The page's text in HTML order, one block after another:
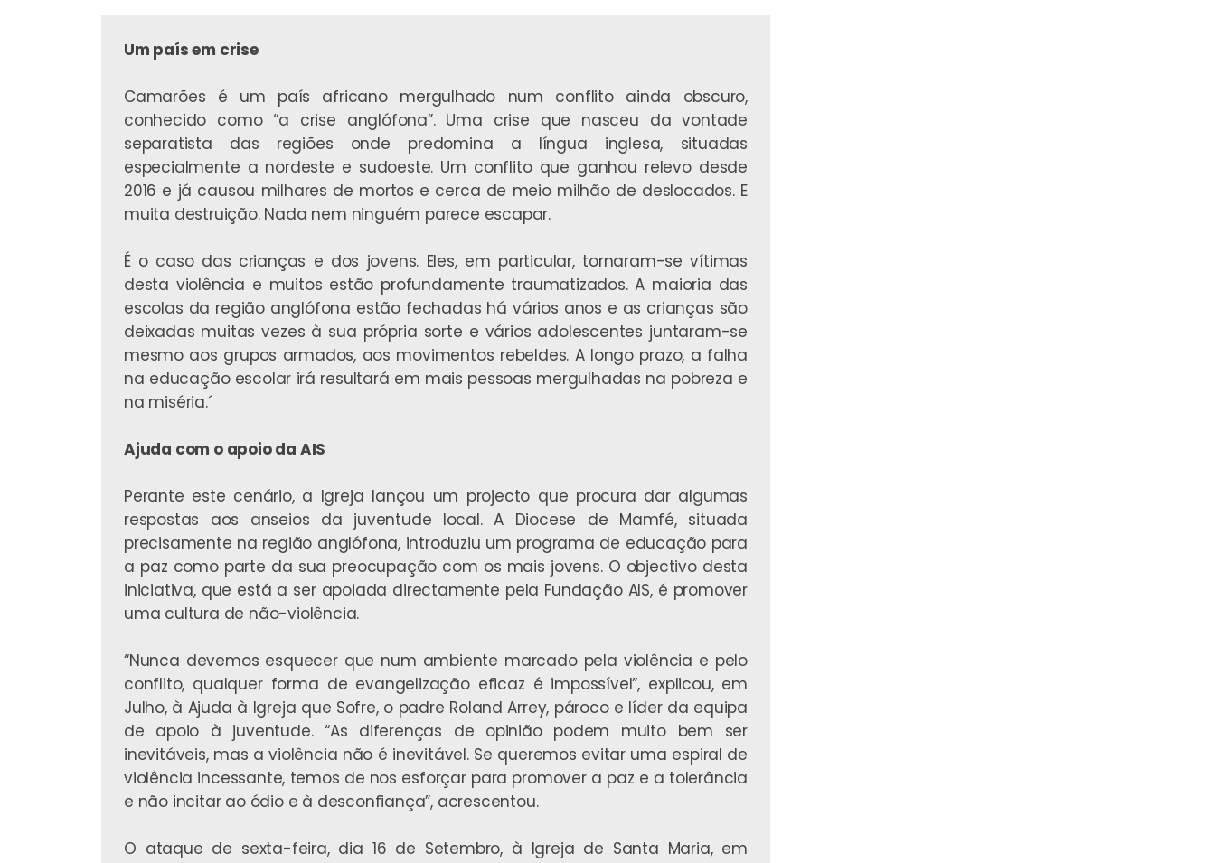
Um país em crise
Camarões é um país africano mergulhado num conflito ainda obscuro,
conhecido como “a crise anglófona”. Uma crise que nasceu da vontade
separatista das regiões onde predomina a língua inglesa, situadas
especialmente a nordeste e sudoeste. Um conflito que ganhou relevo desde
2016 e já causou milhares de mortos e cerca de meio milhão de deslocados. E
muita destruição. Nada nem ninguém parece escapar.
É o caso das crianças e dos jovens. Eles, em particular, tornaram-se vítimas
desta violência e muitos estão profundamente traumatizados. A maioria das
escolas da região anglófona estão fechadas há vários anos e as crianças são
deixadas muitas vezes à sua própria sorte e vários adolescentes juntaram-se
mesmo aos grupos armados, aos movimentos rebeldes. A longo prazo, a falha
na educação escolar irá resultará em mais pessoas mergulhadas na pobreza e
na miséria.´
Ajuda com o apoio da AIS
Perante este cenário, a Igreja lançou um projecto que procura dar algumas
respostas aos anseios da juventude local. A Diocese de Mamfé, situada
precisamente na região anglófona, introduziu um programa de educação para
a paz como parte da sua preocupação com os mais jovens. O objectivo desta
iniciativa, que está a ser apoiada directamente pela Fundação AIS, é promover
uma cultura de não-violência.
“Nunca devemos esquecer que num ambiente marcado pela violência e pelo
conflito, qualquer forma de evangelização eficaz é impossível”, explicou, em
Julho, à Ajuda à Igreja que Sofre, o padre Roland Arrey, pároco e líder da equipa
de apoio à juventude. “As diferenças de opinião podem muito bem ser
inevitáveis, mas a violência não é inevitável. Se queremos evitar uma espiral de
violência incessante, temos de nos esforçar para promover a paz e a tolerância
e não incitar ao ódio e à desconfiança”, acrescentou.
O ataque de sexta-feira, dia 16 de Setembro, à Igreja de Santa Maria, em